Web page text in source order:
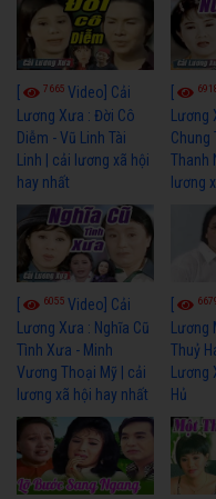
7665 Video] Cải
Lương Xưa : Đời Cô
Diễm - Vũ Linh Tài
Linh | cải lương xã hội
hay nhất
Chung
Thanh
lương
6055 Video] Cải
Lương Xưa : Nghĩa Cũ
Tình Xưa - Minh
Vương Thoại Mỹ | cải
lương xã hội hay nhất
Thuỷ
Hủ